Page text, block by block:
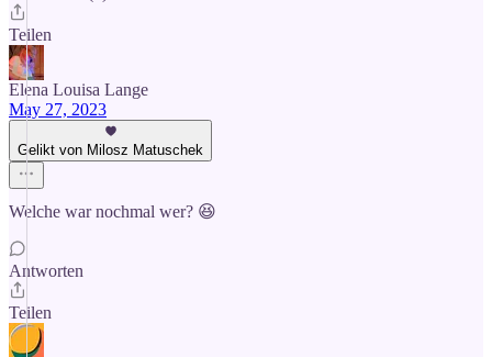
Teilen
Elena Louisa Lange
May 27, 2023
Gelikt von Milosz Matuschek
Welche war nochmal wer? 😆
Antworten
Teilen